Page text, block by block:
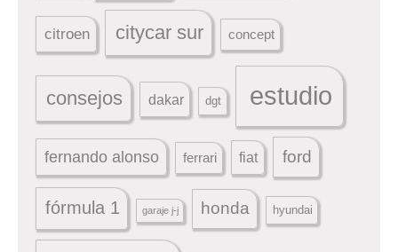
citroen citycar sur concept
consejos dakar dgt estudio
fernando alonso ferrari fiat ford
fórmula 1 garaje j-j honda hyundai